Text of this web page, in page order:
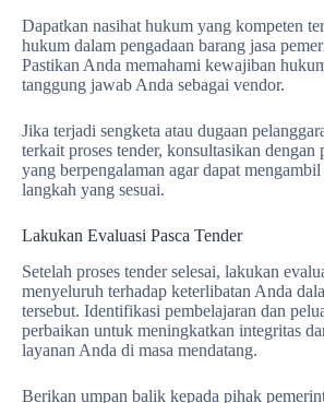
Dapatkan nasihat hukum yang kompeten
hukum dalam pengadaan barang jasa
Pastikan Anda memahami kewajiban
tanggung jawab Anda sebagai vendor.
Jika terjadi sengketa atau dugaan
terkait proses tender, konsultasikan dengan
yang berpengalaman agar dapat
langkah yang sesuai.
Lakukan Evaluasi Pasca Tender
Setelah proses tender selesai, lakukan
menyeluruh terhadap keterlibatan Anda
tersebut. Identifikasi pembelajaran dan
perbaikan untuk meningkatkan integritas
layanan Anda di masa mendatang.
Berikan umpan balik kepada pihak